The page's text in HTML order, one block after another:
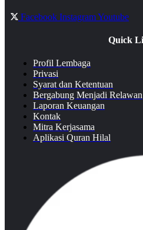
Facebook InstagramYoutube
Quick
Profil Lembaga
Privasi
Syarat dan Ketentuan
Bergabung Menjadi Relawan
Laporan Keuangan
Kontak
Mitra Kerjasama
Aplikasi Quran Hilal